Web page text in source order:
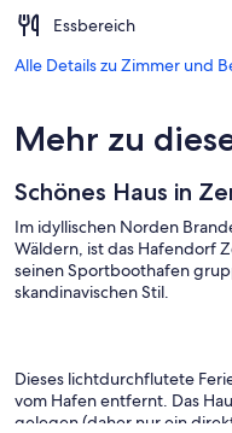
Essbereich
Alle Details zu Zimmer und
Mehr zu
Schönes Haus in
Im idyllischen Norden
Wäldern, ist das Hafendorf
seinen Sportboothafen
skandinavischen Stil.
Dieses lichtdurchflutete
vom Hafen entfernt. Das
gelegen (daher nur ein